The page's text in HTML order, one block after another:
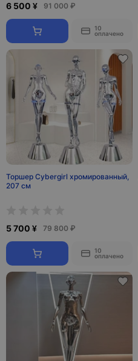
6 500 ¥ 91 000 ₽
10
оплачено
Торшер Cybergirl хромированный,
207 см
5 700 ¥ 79 800 ₽
10
оплачено